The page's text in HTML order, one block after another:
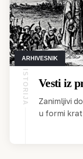
ARHIVESNIK
ISTORIJA Vesti iz
Zanimljivi
u formi